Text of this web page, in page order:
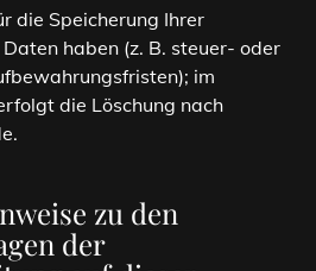
die Speicherung Ihrer
haben (z. B. steuer- oder
im
die Löschung nach
zu den
der